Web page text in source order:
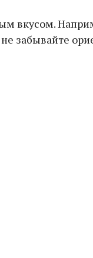
вкусом.
забывайте